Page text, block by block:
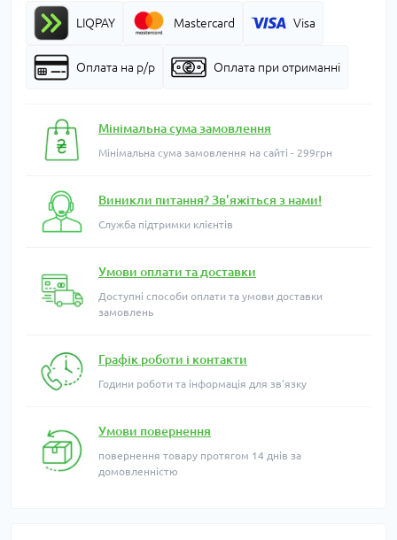
LIQPAY Mastercard Visa
Оплата на р/р Оплата при отриманні
Мінімальна сума замовлення
Мінімальна сума замовлення на сайті - 299грн
Виникли питання? Зв'яжіться з нами!
Служба підтримки клієнтів
Умови оплати та доставки
Доступні способи оплати та умови доставки
замовлень
Графік роботи і контакти
Години роботи та інформація для зв'язку
Умови повернення
повернення товару протягом 14 днів за
домовленністю